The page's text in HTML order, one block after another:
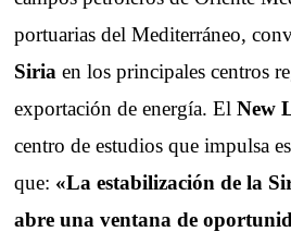
portuarias del Mediterráneo,
Siria en los principales centros
exportación de energía. ElNew
centro de estudios que impulsa
que: «La estabilización de la
abre una ventana de